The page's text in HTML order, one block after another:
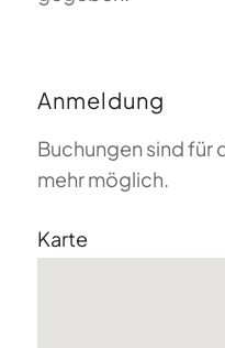
Anmeldung
Buchungen sind für
mehr möglich.
Karte